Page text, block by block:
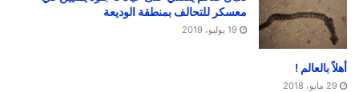
معسكر للتحالف بمنطقة الوديعة
19 يوليو، 2019
أهلاً بالعالم !
29 مايو، 2018